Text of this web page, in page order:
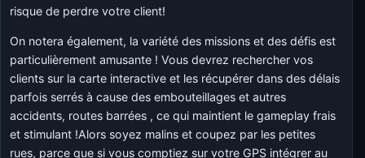
risque de perdre votre client!
On notera également, la variété des missions et des défis est
particulièrement amusante ! Vous devrez rechercher vos
clients sur la carte interactive et les récupérer dans des délais
parfois serrés à cause des embouteillages et autres
accidents, routes barrées , ce qui maintient le gameplay frais
et stimulant !Alors soyez malins et coupez par les petites
rues, parce que si vous comptiez sur votre GPS intégrer au